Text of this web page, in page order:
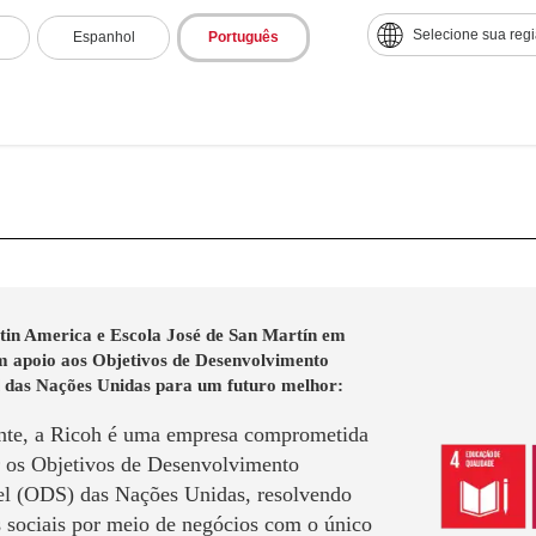
Espanhol Português Selecione sua
projeto de inovação na Escola José de San Martín gerou
em outras comunidades com necessidades semelhantes.
para levar esse modelo a diferentes regiões da Costa Rica,
em áreas urbanas marginalizadas com experiências
America e Escola José de San Martín em
apoio aos Objetivos de Desenvolvimento
das Nações Unidas para um futuro melhor:
a Ricoh é uma empresa comprometida
Objetivos de Desenvolvimento
(ODS) das Nações Unidas, resolvendo
sociais por meio de negócios com o único